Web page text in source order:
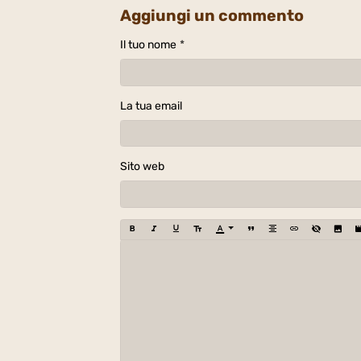
Aggiungi un commento
Il tuo nome
La tua email
Sito web